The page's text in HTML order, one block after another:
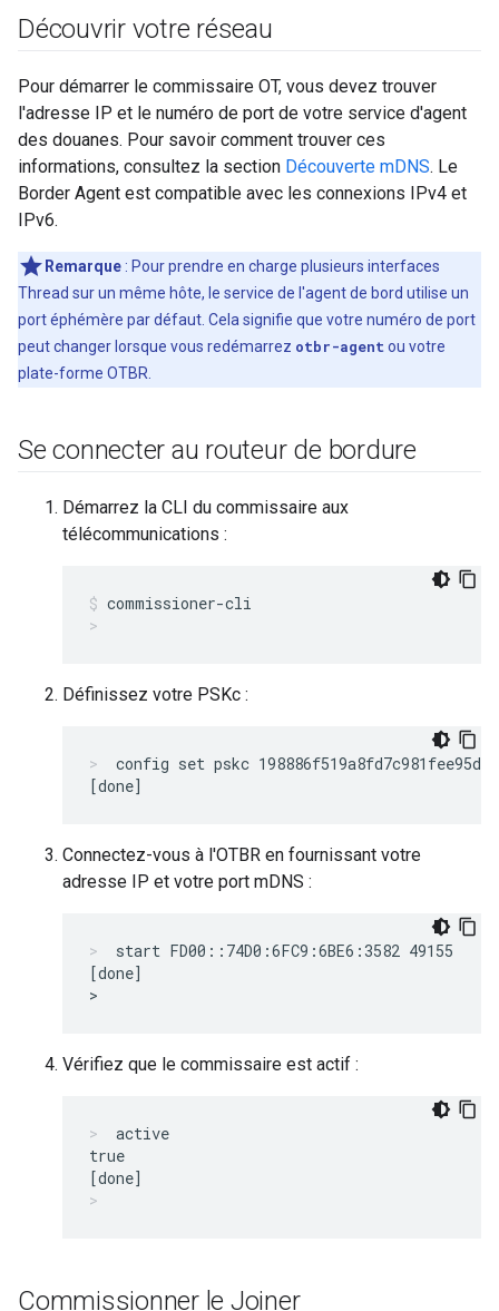
Découvrir votre réseau
Pour démarrer le commissaire OT, vous devez trouver
l'adresse IP et le numéro de port de votre service d'agent
des douanes. Pour savoir comment trouver ces
informations, consultez la section Découverte mDNS. Le
Border Agent est compatible avec les connexions IPv4 et
IPv6.
Remarque : Pour prendre en charge plusieurs interfaces
Thread sur un même hôte, le service de l'agent de bord utilise un
port éphémère par défaut. Cela signifie que votre numéro de port
peut changer lorsque vous redémarrez otbr-agent ou votre
plate-forme OTBR.
Se connecter au routeur de bordure
Démarrez la CLI du commissaire aux
télécommunications :
commissioner-cli
Définissez votre PSKc :
config set pskc
Connectez-vous à l'OTBR en fournissant votre
adresse IP et votre port mDNS :
start FD00::74D0:6FC9:6BE6:3582 49155
[done]
Vérifiez que le commissaire est actif :
active
true
Commissionner le Joiner